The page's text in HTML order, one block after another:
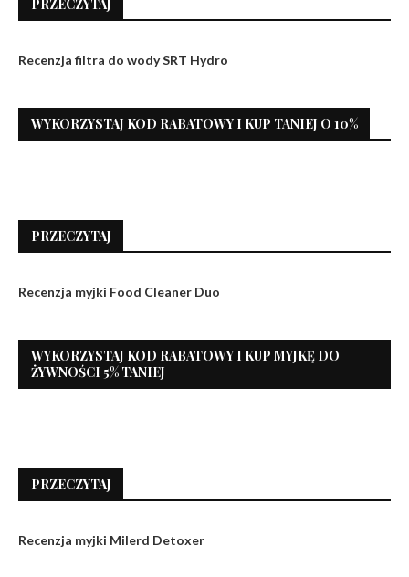
PRZECZYTAJ
Recenzja filtra do wody SRT Hydro
WYKORZYSTAJ KOD RABATOWY I KUP TANIEJ O 10%
PRZECZYTAJ
Recenzja myjki Food Cleaner Duo
WYKORZYSTAJ KOD RABATOWY I KUP MYJKĘ DO
ŻYWNOŚCI 5% TANIEJ
PRZECZYTAJ
Recenzja myjki Milerd Detoxer